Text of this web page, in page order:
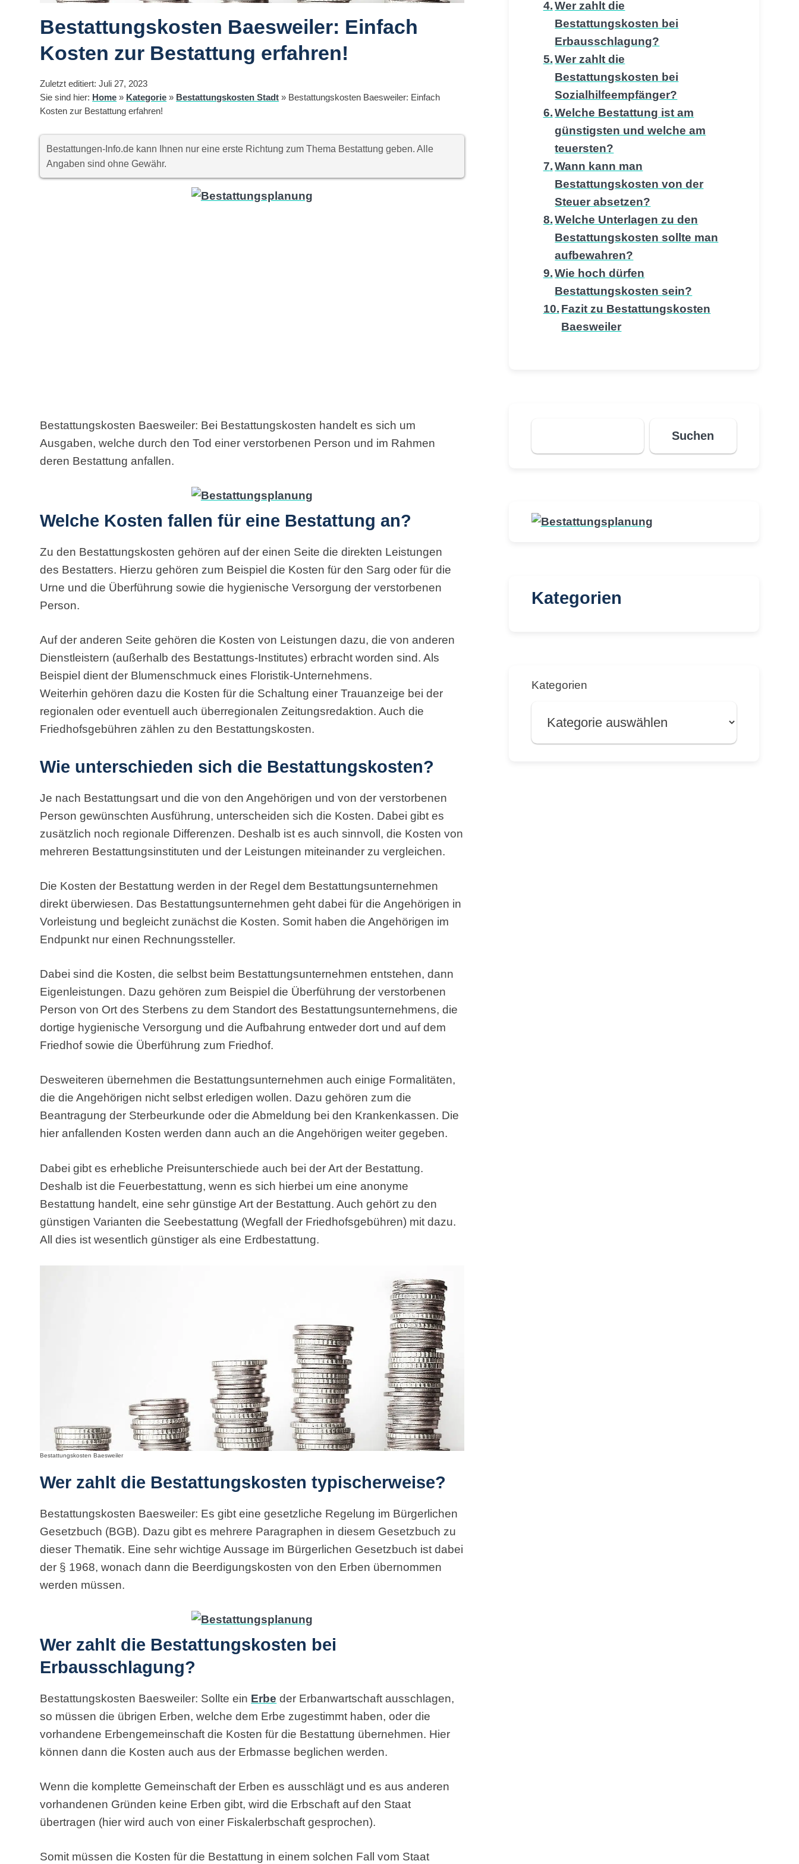
Bestattungskosten Baesweiler: Einfach
Kosten zur Bestattung erfahren!
Zuletzt editiert: Juli 27, 2023
Sie sind hier: Home » Kategorie » Bestattungskosten Stadt » Bestattungskosten Baesweiler: Einfach
Kosten zur Bestattung erfahren!
Bestattungen-Info.de kann Ihnen nur eine erste Richtung zum Thema Bestattung geben. Alle
Angaben sind ohne Gewähr.
Bestattungskosten Baesweiler: Bei Bestattungskosten handelt es sich um
Ausgaben, welche durch den Tod einer verstorbenen Person und im Rahmen
deren Bestattung anfallen.
Welche Kosten fallen für eine Bestattung an?
Zu den Bestattungskosten gehören auf der einen Seite die direkten Leistungen
des Bestatters. Hierzu gehören zum Beispiel die Kosten für den Sarg oder für die
Urne und die Überführung sowie die hygienische Versorgung der verstorbenen
Person.
Auf der anderen Seite gehören die Kosten von Leistungen dazu, die von anderen
Dienstleistern (außerhalb des Bestattungs-Institutes) erbracht worden sind. Als
Beispiel dient der Blumenschmuck eines Floristik-Unternehmens.
Weiterhin gehören dazu die Kosten für die Schaltung einer Trauanzeige bei der
regionalen oder eventuell auch überregionalen Zeitungsredaktion. Auch die
Friedhofsgebühren zählen zu den Bestattungskosten.
Wie unterschieden sich die Bestattungskosten?
Je nach Bestattungsart und die von den Angehörigen und von der verstorbenen
Person gewünschten Ausführung, unterscheiden sich die Kosten. Dabei gibt es
zusätzlich noch regionale Differenzen. Deshalb ist es auch sinnvoll, die Kosten von
mehreren Bestattungsinstituten und der Leistungen miteinander zu vergleichen.
Die Kosten der Bestattung werden in der Regel dem Bestattungsunternehmen
direkt überwiesen. Das Bestattungsunternehmen geht dabei für die Angehörigen in
Vorleistung und begleicht zunächst die Kosten. Somit haben die Angehörigen im
Endpunkt nur einen Rechnungssteller.
Dabei sind die Kosten, die selbst beim Bestattungsunternehmen entstehen, dann
Eigenleistungen. Dazu gehören zum Beispiel die Überführung der verstorbenen
Person von Ort des Sterbens zu dem Standort des Bestattungsunternehmens, die
dortige hygienische Versorgung und die Aufbahrung entweder dort und auf dem
Friedhof sowie die Überführung zum Friedhof.
Desweiteren übernehmen die Bestattungsunternehmen auch einige Formalitäten,
die die Angehörigen nicht selbst erledigen wollen. Dazu gehören zum die
Beantragung der Sterbeurkunde oder die Abmeldung bei den Krankenkassen. Die
hier anfallenden Kosten werden dann auch an die Angehörigen weiter gegeben.
Dabei gibt es erhebliche Preisunterschiede auch bei der Art der Bestattung.
Deshalb ist die Feuerbestattung, wenn es sich hierbei um eine anonyme
Bestattung handelt, eine sehr günstige Art der Bestattung. Auch gehört zu den
günstigen Varianten die Seebestattung (Wegfall der Friedhofsgebühren) mit dazu.
All dies ist wesentlich günstiger als eine Erdbestattung.
Bestattungskosten Baesweiler
Wer zahlt die Bestattungskosten typischerweise?
Bestattungskosten Baesweiler: Es gibt eine gesetzliche Regelung im Bürgerlichen
Gesetzbuch (BGB). Dazu gibt es mehrere Paragraphen in diesem Gesetzbuch zu
dieser Thematik. Eine sehr wichtige Aussage im Bürgerlichen Gesetzbuch ist dabei
der § 1968, wonach dann die Beerdigungskosten von den Erben übernommen
werden müssen.
Wer zahlt die Bestattungskosten bei
Erbausschlagung?
Bestattungskosten Baesweiler: Sollte ein Erbe der Erbanwartschaft ausschlagen,
so müssen die übrigen Erben, welche dem Erbe zugestimmt haben, oder die
vorhandene Erbengemeinschaft die Kosten für die Bestattung übernehmen. Hier
können dann die Kosten auch aus der Erbmasse beglichen werden.
Wenn die komplette Gemeinschaft der Erben es ausschlägt und es aus anderen
vorhandenen Gründen keine Erben gibt, wird die Erbschaft auf den Staat
übertragen (hier wird auch von einer Fiskalerbschaft gesprochen).
Somit müssen die Kosten für die Bestattung in einem solchen Fall vom Staat
Wer zahlt die
Bestattungskosten bei
Erbausschlagung?
Wer zahlt die
Bestattungskosten bei
Sozialhilfeempfänger?
Welche Bestattung ist am
günstigsten und welche am
teuersten?
Wann kann man
Bestattungskosten von der
Steuer absetzen?
Welche Unterlagen zu den
Bestattungskosten sollte man
aufbewahren?
Wie hoch dürfen
Bestattungskosten sein?
Fazit zu Bestattungskosten
Baesweiler
Suchen
Suchen
Kategorien
Kategorien